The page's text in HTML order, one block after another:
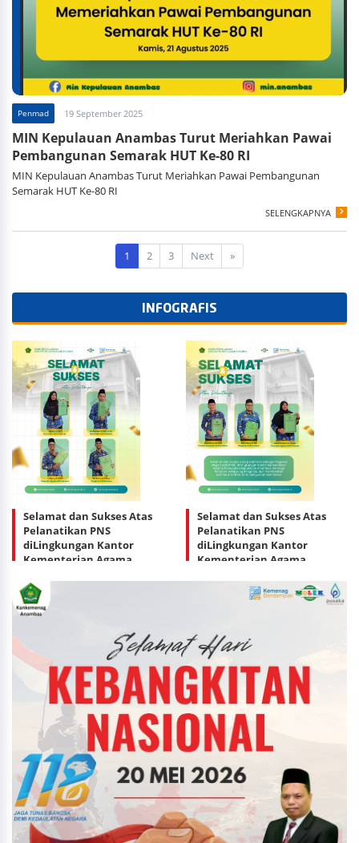
Penmad 19 September 2025
MIN Kepulauan Anambas Turut Meriahkan Pawai
Pembangunan Semarak HUT Ke-80 RI
MIN Kepulauan Anambas Turut Meriahkan Pawai Pembangunan
Semarak HUT Ke-80 RI
SELENGKAPNYA
1 2 3 Next »
INFOGRAFIS
Selamat dan Sukses Atas
Pelanatikan PNS
diLingkungan Kantor
Kementerian Agama
Anambas
Selamat dan Sukses Atas
Pelanatikan PNS
diLingkungan Kantor
Kementerian Agama